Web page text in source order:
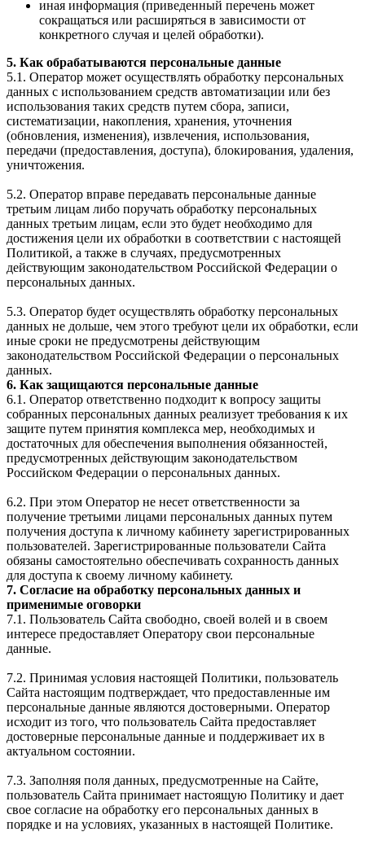
иная информация (приведенный перечень может
сокращаться или расширяться в зависимости от
конкретного случая и целей обработки).
5. Как обрабатываются персональные данные
5.1. Оператор может осуществлять обработку персональных
данных с использованием средств автоматизации или без
использования таких средств путем сбора, записи,
систематизации, накопления, хранения, уточнения
(обновления, изменения), извлечения, использования,
передачи (предоставления, доступа), блокирования, удаления,
уничтожения.
5.2. Оператор вправе передавать персональные данные
третьим лицам либо поручать обработку персональных
данных третьим лицам, если это будет необходимо для
достижения цели их обработки в соответствии с настоящей
Политикой, а также в случаях, предусмотренных
действующим законодательством Российской Федерации о
персональных данных.
5.3. Оператор будет осуществлять обработку персональных
данных не дольше, чем этого требуют цели их обработки, если
иные сроки не предусмотрены действующим
законодательством Российской Федерации о персональных
данных.
6. Как защищаются персональные данные
6.1. Оператор ответственно подходит к вопросу защиты
собранных персональных данных реализует требования к их
защите путем принятия комплекса мер, необходимых и
достаточных для обеспечения выполнения обязанностей,
предусмотренных действующим законодательством
Российском Федерации о персональных данных.
6.2. При этом Оператор не несет ответственности за
получение третьими лицами персональных данных путем
получения доступа к личному кабинету зарегистрированных
пользователей. Зарегистрированные пользователи Сайта
обязаны самостоятельно обеспечивать сохранность данных
для доступа к своему личному кабинету.
7. Согласие на обработку персональных данных и
применимые оговорки
7.1. Пользователь Сайта свободно, своей волей и в своем
интересе предоставляет Оператору свои персональные
данные.
7.2. Принимая условия настоящей Политики, пользователь
Сайта настоящим подтверждает, что предоставленные им
персональные данные являются достоверными. Оператор
исходит из того, что пользователь Сайта предоставляет
достоверные персональные данные и поддерживает их в
актуальном состоянии.
7.3. Заполняя поля данных, предусмотренные на Сайте,
пользователь Сайта принимает настоящую Политику и дает
свое согласие на обработку его персональных данных в
порядке и на условиях, указанных в настоящей Политике.